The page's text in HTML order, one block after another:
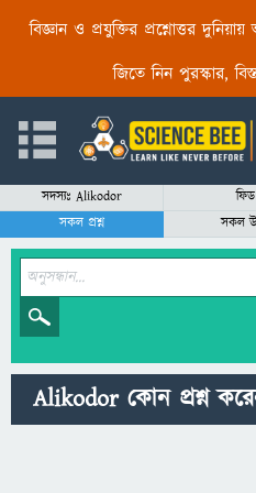
বিজ্ঞান ও প্রযুক্তির প্রশ্নোত্তর
জিতে নিন পুরস্কার,
সদস্যঃ Alikodor ফিড
সকল প্রশ্ন
সকল
Alikodor কোন প্রশ্ন